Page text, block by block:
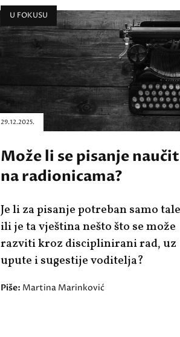
U FOKUSU
29.12.2025.
Može li se pisanje
na radionicama?
Je li za pisanje potreban samo
ili je ta vještina nešto što se može
razviti kroz disciplinirani rad, uz
upute i sugestije voditelja?
Piše: Martina Marinković